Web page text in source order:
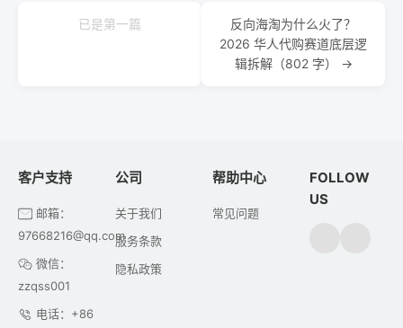
已是第一篇
反向海淘为什么火了？
2026 华人代购赛道底层逻
辑拆解（802 字） →
客户支持
邮箱：
97668216@qq.com
微信：
zzqss001
电话：+86
公司
关于我们
服务条款
隐私政策
帮助中心
常见问题
FOLLOW
US